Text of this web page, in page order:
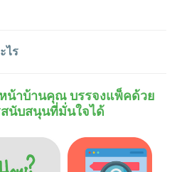
ไร
น้าบ้านคุณ บรรจงแพ็คด้วย
นับสนุนที่มั่นใจได้